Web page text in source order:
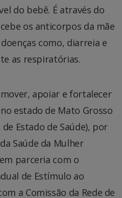
do bebê. É através do
os anticorpos da mãe
como, diarreia e
as respiratórias.
apoiar e fortalecer
estado de Mato Grosso
de Estado de Saúde), por
Saúde da Mulher
parceria com o
de Estímulo ao
a Comissão da Rede de